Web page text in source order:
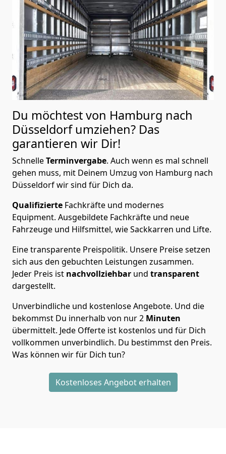
Du möchtest von Hamburg nach
Düsseldorfumziehen? Das
garantieren wir Dir!
SchnelleTerminvergabe. Auch wenn es mal schnell
gehen muss, mit Deinem Umzug von Hamburg nach
Düsseldorf wir sind für Dich da.
Qualifizierte Fachkräfte und modernes
Equipment. Ausgebildete Fachkräfte und neue
Fahrzeuge und Hilfsmittel, wie Sackkarren und Lifte.
Eine transparente Preispolitik. Unsere Preise setzen
sich aus den gebuchten Leistungen zusammen.
Jeder Preis ist nachvollziehbar und transparent
dargestellt.
Unverbindliche und kostenlose Angebote. Und die
bekommst Du innerhalb von nur2 Minuten
übermittelt. Jede Offerte ist kostenlos und für Dich
vollkommen unverbindlich. Du bestimmst den Preis.
Was können wir für Dich tun?
Kostenloses Angebot erhalten